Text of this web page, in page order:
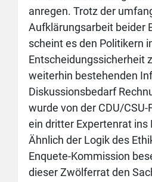
anregen. Trotz der
Aufklärungsarbeit beider
scheint es den Politikern
Entscheidungssicherheit
weiterhin bestehenden
Diskussionsbedarf
wurde von der CDU/
ein dritter Expertenrat ins
Ähnlich der Logik des
Enquete-Kommission
dieser Zwölferrat den